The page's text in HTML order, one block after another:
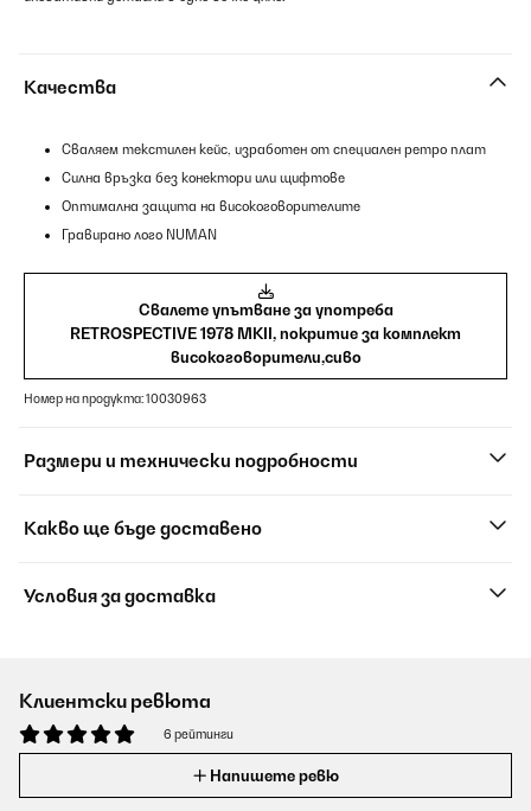
Качества
Сваляем текстилен кейс, изработен от специален ретро плат
Силна връзка без конектори или щифтове
Оптимална защита на високоговорителите
Гравирано лого NUMAN
Свалете упътване за употреба
RETROSPECTIVE 1978 MKII, покритие за комплект
високоговорители,сиво
Номер на продукта: 10030963
Размери и технически подробности
Какво ще бъде доставено
Условия за доставка
Клиентски ревюта
6 рейтинги
Напишете ревю